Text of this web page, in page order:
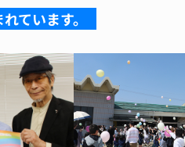
b
o
o
k
st
ています。